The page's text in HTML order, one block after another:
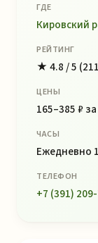
ГДЕ
Кировский
РЕЙТИНГ
★ 4.8 / 5
ЦЕНЫ
165–385 ₽
ЧАСЫ
Ежедневно
ТЕЛЕФОН
+7 (391)